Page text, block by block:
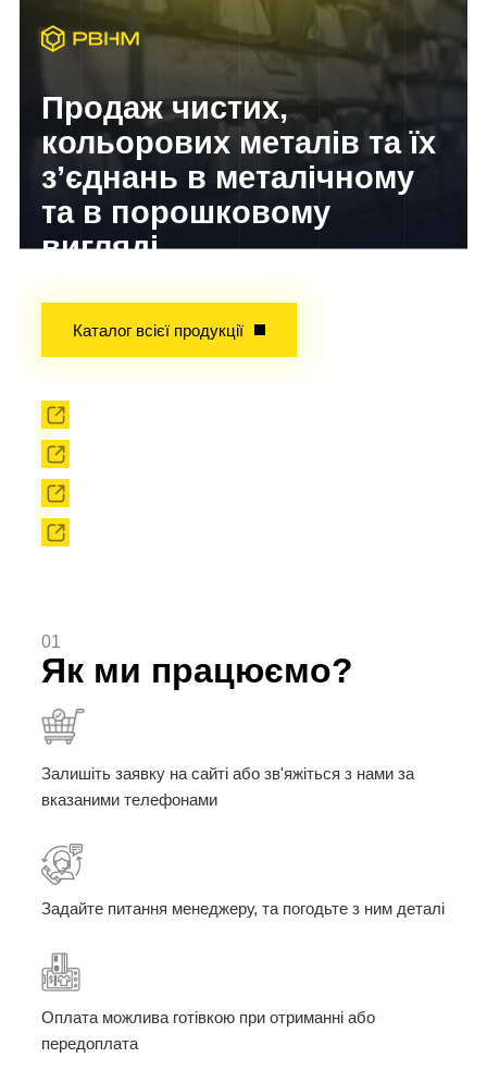
Продаж чистих,
кольорових металів та їх
з’єднань в металічному
та в порошковому
вигляді
Каталог всієї продукції
01
Як ми працюємо?
Залишіть заявку на сайті або зв'яжіться з нами за
вказаними телефонами
Задайте питання менеджеру, та погодьте з ним деталі
Оплата можлива готівкою при отриманні або
передоплата